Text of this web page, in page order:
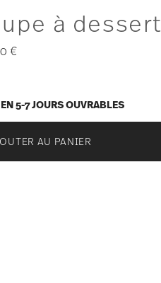
à dessert
€
5-7 JOURS OUVRABLES
AU PANIER